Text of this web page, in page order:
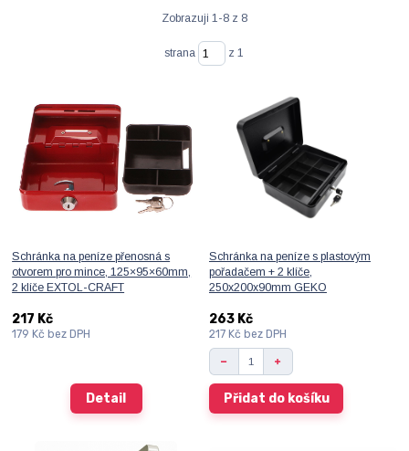
Zobrazuji 1-8 z 8
strana z 1
Schránka na peníze přenosná s
otvorem pro mince, 125×95×60mm,
2 klíče EXTOL-CRAFT
217 Kč
179 Kč bez DPH
Detail
Schránka na peníze s plastovým
pořadačem + 2 klíče,
250x200x90mm GEKO
263 Kč
217 Kč bez DPH
Přidat do košíku